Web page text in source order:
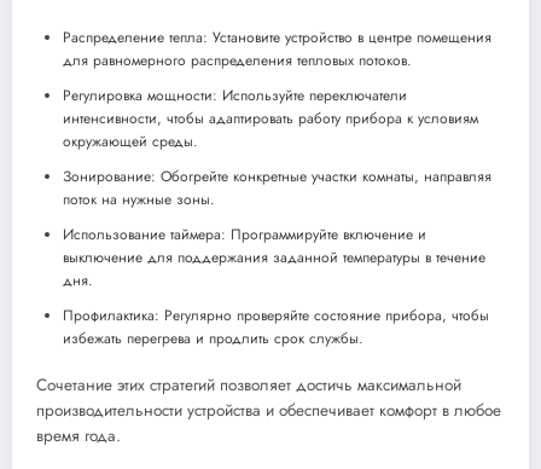
Распределение тепла: Установите устройство в центре помещения
для равномерного распределения тепловых потоков.
Регулировка мощности: Используйте переключатели
интенсивности, чтобы адаптировать работу прибора к условиям
окружающей среды.
Зонирование: Обогрейте конкретные участки комнаты, направляя
поток на нужные зоны.
Использование таймера: Программируйте включение и
выключение для поддержания заданной температуры в течение
дня.
Профилактика: Регулярно проверяйте состояние прибора, чтобы
избежать перегрева и продлить срок службы.
Сочетание этих стратегий позволяет достичь максимальной
производительности устройства и обеспечивает комфорт в любое
время года.